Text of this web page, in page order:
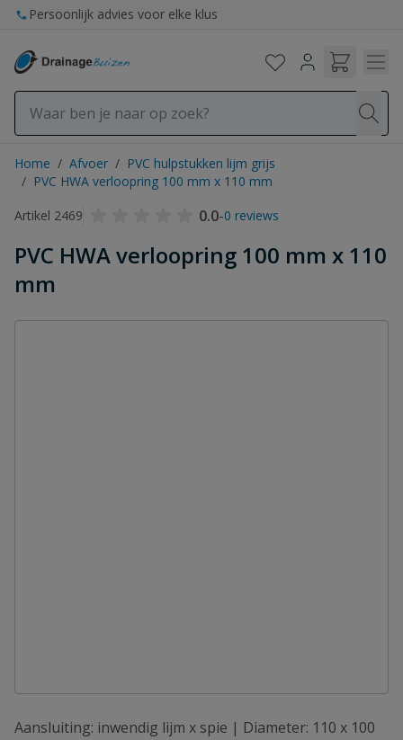
Ga naar de inhoud
Persoonlijk advies voor elke klus
Home / Afvoer / PVC hulpstukken lijm grijs
/ PVC HWA verloopring 100 mm x 110 mm
Artikel 2469
0.0-0 reviews
PVC HWA verloopring 100 mm x 110
mm
Aansluiting: inwendig lijm x spie | Diameter: 110 x 100